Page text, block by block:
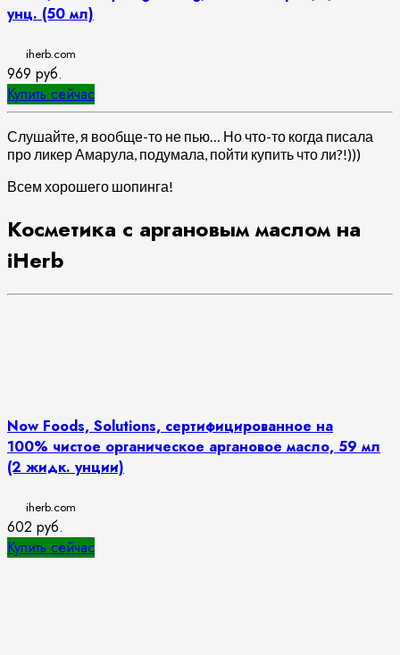
унц. (50 мл)
iherb.com
969 руб.
Купить сейчас
Слушайте, я вообще-то не пью… Но что-то когда писала
про ликер Амарула, подумала, пойти купить что ли?!)))
Всем хорошего шопинга!
Косметика с аргановым маслом на
iHerb
Now Foods, Solutions, сертифицированное на
100% чистое органическое аргановое масло, 59 мл
(2 жидк. унции)
iherb.com
602 руб.
Купить сейчас